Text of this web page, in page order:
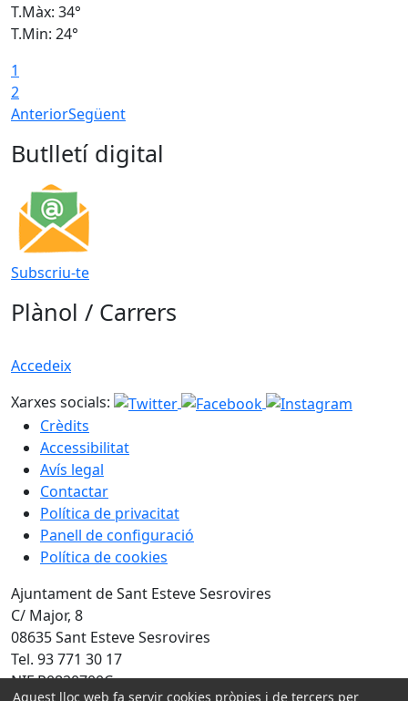
T.Màx: 34°
T.Min: 24°
1
2
AnteriorSegüent
Butlletí digital
Subscriu-te
Plànol / Carrers
Accedeix
Xarxes socials:
Crèdits
Accessibilitat
Avís legal
Contactar
Política de privacitat
Panell de configuració
Política de cookies
Ajuntament de Sant Esteve Sesrovires
C/ Major, 8
08635 Sant Esteve Sesrovires
Tel. 93 771 30 17
NIF P0820700C
Aquest lloc web fa servir cookies pròpies i de tercers per